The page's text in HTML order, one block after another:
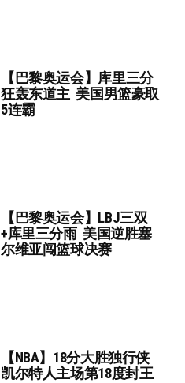
【巴黎奥运会】库里三分
狂轰东道主 美国男篮豪取
5连霸
【巴黎奥运会】LBJ三双
+库里三分雨 美国逆胜塞
尔维亚闯篮球决赛
【NBA】18分大胜独行侠
凯尔特人主场第18度封王